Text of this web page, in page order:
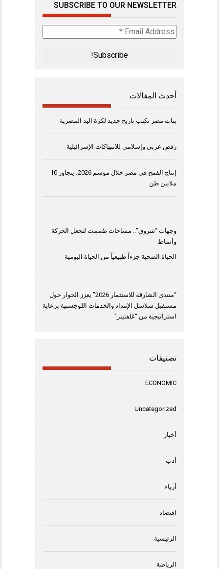
SUBSCRIBE TO OUR NEWSLETTER
Email
Address
أحدث المقالات
بنات مصر تكتب تاريخ جديد لكرة اليد المصرية
رفض عربي وإسلامي للانتهاكات الإسرائيلية
إنتاج القمح في مصر خلال موسم 2026، يتجاوز 10
ملايين طن
وجهات “شروق”.. مساحات صُممت لتجعل الحركة
وأنماط
الحياة الصحية جزءاً طبيعياً من الحياة اليومية
“منتدى الشارقة للاستثمار 2026” يعزز الحوار حول
مستقبل سلاسل الإمداد والخدمات اللوجستية برعاية
استراتيجية من “غلفتينر”
تصنيفات
ECONOMIC
Uncategorized
أخبار
أدب
أزياء
اقتصاد
الرئيسية
الرياضة